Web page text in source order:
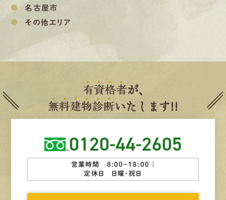
名古屋市
その他エリア
有資格者が、
無料建物診断いたします!!
0120-44-2605
営業時間 8:00−18:00 ｜
定休日 日曜・祝日